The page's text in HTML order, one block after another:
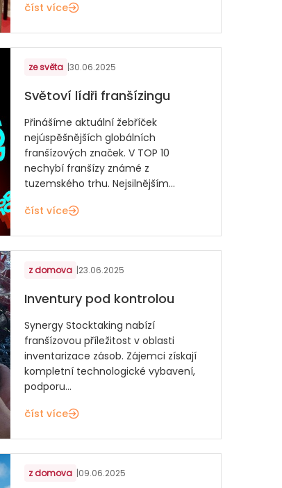
číst více
ze světa |30.06.2025
Světoví lídři franšízingu
Přinášíme aktuální žebříček
nejúspěšnějších globálních
franšízových značek. V TOP 10
nechybí franšízy známé z
tuzemského trhu. Nejsilnějším...
číst více
z domova |23.06.2025
Inventury pod kontrolou
Synergy Stocktaking nabízí
franšízovou příležitost v oblasti
inventarizace zásob. Zájemci získají
kompletní technologické vybavení,
podporu...
číst více
z domova |09.06.2025